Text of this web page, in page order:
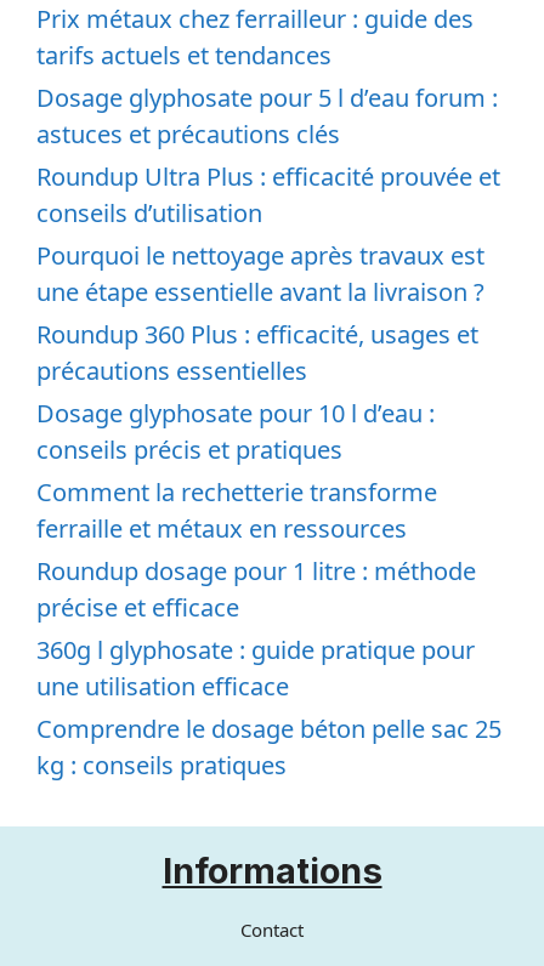
Prix métaux chez ferrailleur : guide des
tarifs actuels et tendances
Dosage glyphosate pour 5 l d’eau forum :
astuces et précautions clés
Roundup Ultra Plus : efficacité prouvée et
conseils d’utilisation
Pourquoi le nettoyage après travaux est
une étape essentielle avant la livraison ?
Roundup 360 Plus : efficacité, usages et
précautions essentielles
Dosage glyphosate pour 10 l d’eau :
conseils précis et pratiques
Comment la rechetterie transforme
ferraille et métaux en ressources
Roundup dosage pour 1 litre : méthode
précise et efficace
360g l glyphosate : guide pratique pour
une utilisation efficace
Comprendre le dosage béton pelle sac 25
kg : conseils pratiques
Informations
Contact